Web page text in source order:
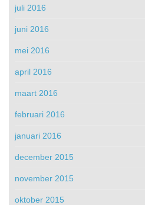
juli 2016
juni 2016
mei 2016
april 2016
maart 2016
februari 2016
januari 2016
december 2015
november 2015
oktober 2015